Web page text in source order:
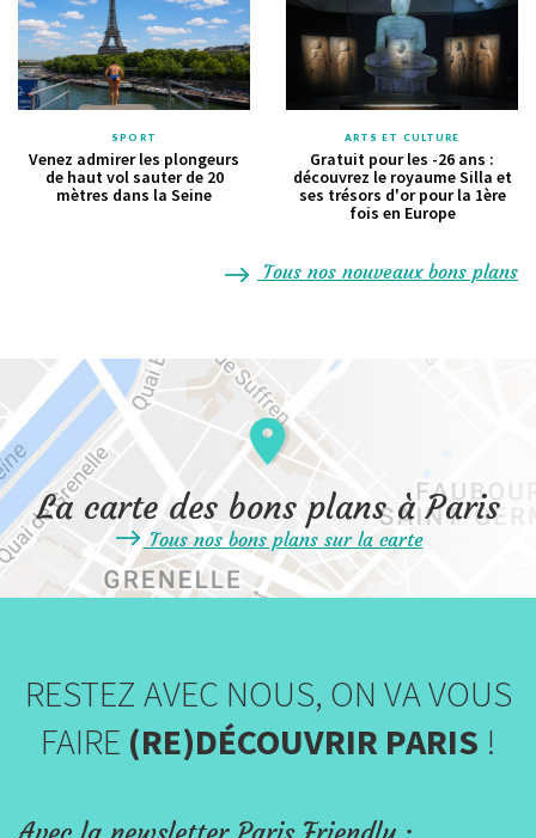
SPORT
Venez admirer les plongeurs
de haut vol sauter de 20
mètres dans la Seine
ARTS ET CULTURE
Gratuit pour les -26 ans :
découvrez le royaume Silla et
ses trésors d'or pour la 1ère
fois en Europe
Tous nos nouveaux bons plans
La carte des bons plans à Paris
Tous nos bons plans sur la carte
RESTEZ AVEC NOUS, ON VA VOUS
FAIRE (RE)DÉCOUVRIR PARIS !